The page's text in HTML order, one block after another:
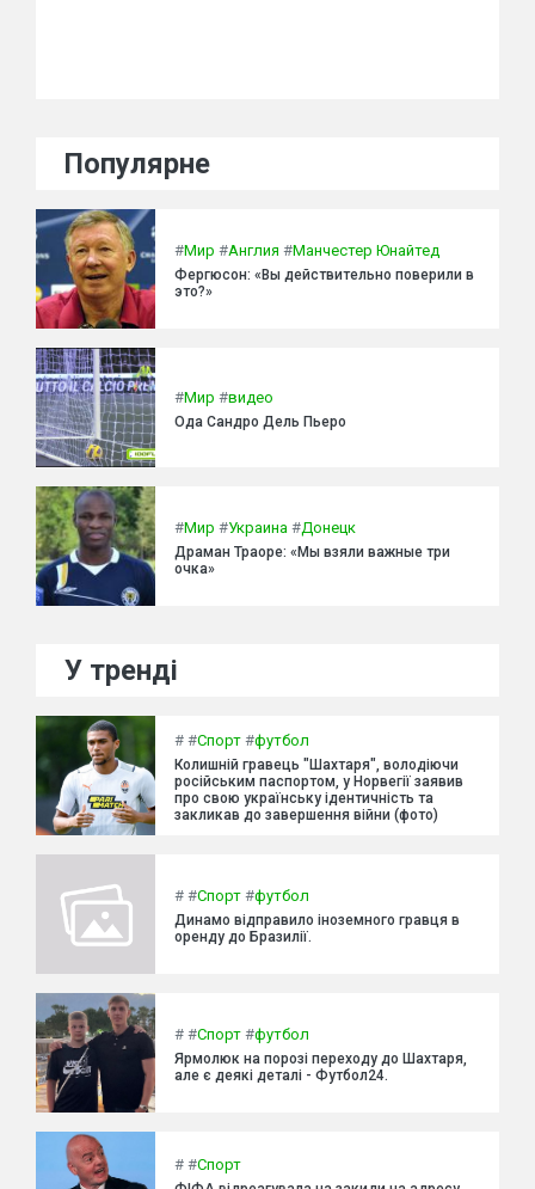
Популярне
#Мир #Англия #Манчестер Юнайтед
Фергюсон: «Вы действительно поверили в
это?»
#Мир #видео
Ода Сандро Дель Пьеро
#Мир #Украина #Донецк
Драман Траоре: «Мы взяли важные три
очка»
У тренді
# #Спорт #футбол
Колишній гравець "Шахтаря", володіючи
російським паспортом, у Норвегії заявив
про свою українську ідентичність та
закликав до завершення війни (фото)
# #Спорт #футбол
Динамо відправило іноземного гравця в
оренду до Бразилії.
# #Спорт #футбол
Ярмолюк на порозі переходу до Шахтаря,
але є деякі деталі - Футбол24.
# #Спорт